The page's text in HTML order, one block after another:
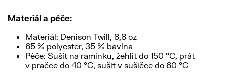
Materiál a péče:
Materiál: Denison Twill, 8,8 oz
65 % polyester, 35 % bavlna
Péče: Sušit na ramínku, žehlit do 150 °C, prát
v pračce do 40 °C, sušit v sušičce do 60 °C